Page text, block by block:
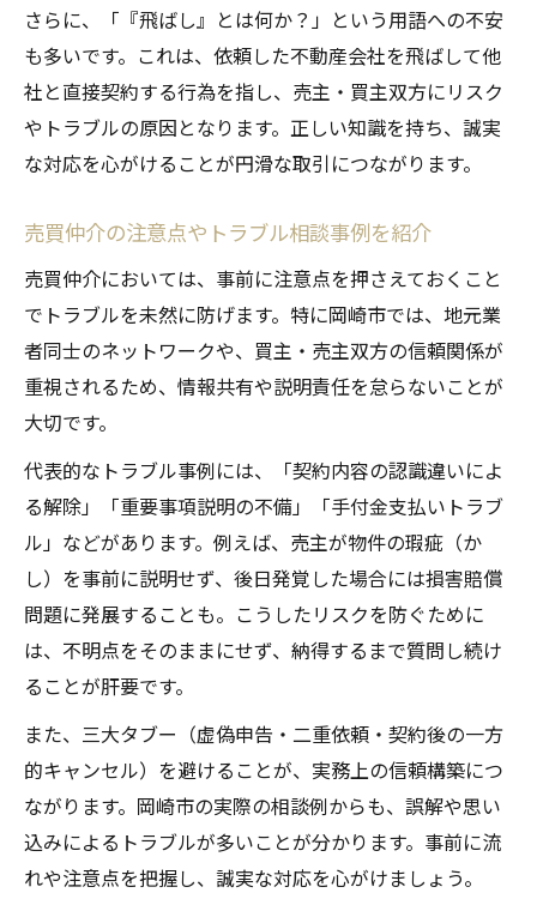
さらに、「『飛ばし』とは何か？」という用語への不安
も多いです。これは、依頼した不動産会社を飛ばして他
社と直接契約する行為を指し、売主・買主双方にリスク
やトラブルの原因となります。正しい知識を持ち、誠実
な対応を心がけることが円滑な取引につながります。
売買仲介の注意点やトラブル相談事例を紹介
売買仲介においては、事前に注意点を押さえておくこと
でトラブルを未然に防げます。特に岡崎市では、地元業
者同士のネットワークや、買主・売主双方の信頼関係が
重視されるため、情報共有や説明責任を怠らないことが
大切です。
代表的なトラブル事例には、「契約内容の認識違いによ
る解除」「重要事項説明の不備」「手付金支払いトラブ
ル」などがあります。例えば、売主が物件の瑕疵（か
し）を事前に説明せず、後日発覚した場合には損害賠償
問題に発展することも。こうしたリスクを防ぐために
は、不明点をそのままにせず、納得するまで質問し続け
ることが肝要です。
また、三大タブー（虚偽申告・二重依頼・契約後の一方
的キャンセル）を避けることが、実務上の信頼構築につ
ながります。岡崎市の実際の相談例からも、誤解や思い
込みによるトラブルが多いことが分かります。事前に流
れや注意点を把握し、誠実な対応を心がけましょう。